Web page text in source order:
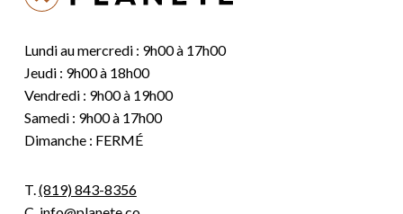
Lundi au mercredi : 9h00 à 17h00
Jeudi : 9h00 à 18h00
Vendredi : 9h00 à 19h00
Samedi : 9h00 à 17h00
Dimanche : FERMÉ
T.(819) 843-8356